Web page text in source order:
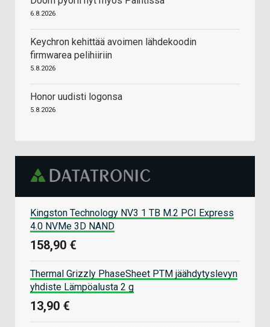
6.8.2026
Keychron kehittää avoimen lähdekoodin
firmwarea pelihiiriin
5.8.2026
Honor uudisti logonsa
5.8.2026
Kingston Technology NV3 1 TB M.2 PCI Express
4.0 NVMe 3D NAND
158,90 €
Thermal Grizzly PhaseSheet PTM jäähdytyslevyn
yhdiste Lämpöalusta 2 g
13,90 €